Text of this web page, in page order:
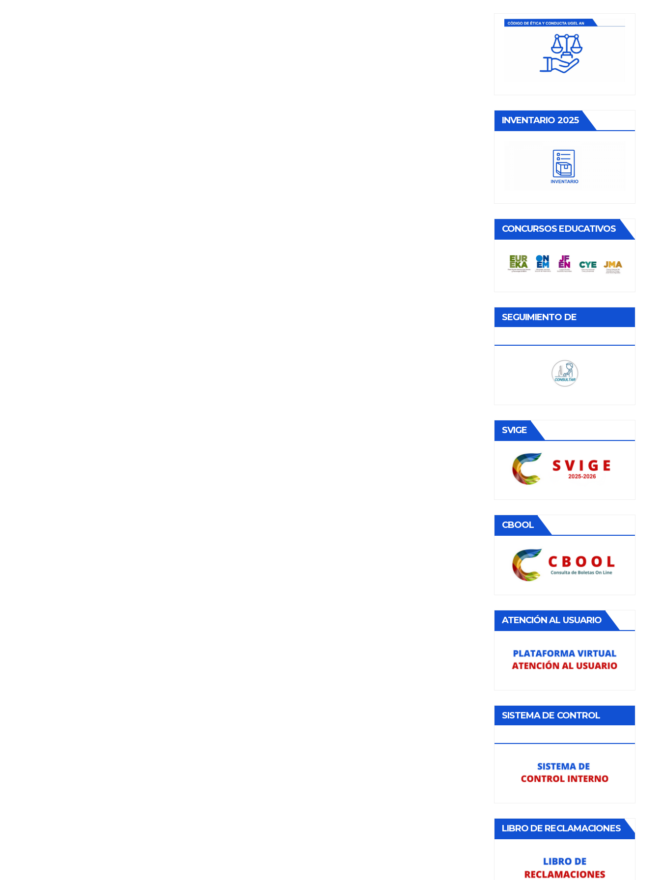
INVENTARIO 2025
CONCURSOS EDUCATIVOS
SEGUIMIENTO DE
SVIGE
CBOOL
ATENCIÓN AL USUARIO
SISTEMA DE CONTROL
LIBRO DE RECLAMACIONES